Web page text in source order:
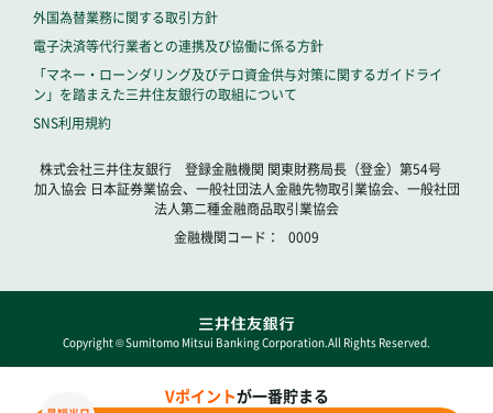
Vポイントが一番貯まる
外国為替業務に関する取引方針
電子決済等代行業者との連携及び協働に係る方針
「マネー・ローンダリング及びテロ資金供与対策に関するガイドライ
ン」を踏まえた三井住友銀行の取組について
SNS利用規約
株式会社三井住友銀行 登録金融機関 関東財務局長（登金）第54号
加入協会 日本証券業協会、一般社団法人金融先物取引業協会、一般社団
法人第二種金融商品取引業協会
金融機関コード
0009
Copyright © Sumitomo Mitsui Banking Corporation.All Rights Reserved.